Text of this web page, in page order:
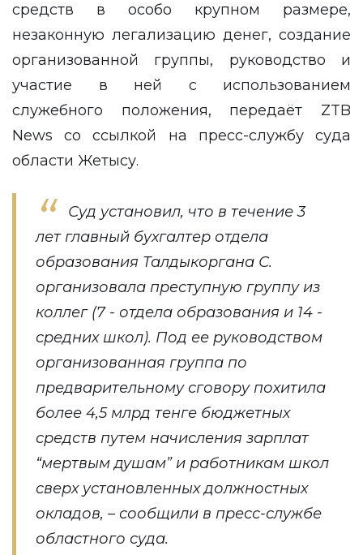
средств в особо крупном размере,
незаконную легализацию денег, создание
организованной группы, руководство и
участие в ней с использованием
служебного положения, передаёт ZTB
News со ссылкой на пресс-службусуда
области Жетысу.
Суд установил, что в течение 3
лет главный бухгалтер отдела
образования Талдыкоргана С.
организовала преступную группу из
коллег (7 - отдела образования и 14 -
средних школ). Под ее руководством
организованная группа по
предварительному сговору похитила
более 4,5 млрд тенге бюджетных
средств путем начисления зарплат
“мертвым душам” и работникам школ
сверх установленных должностных
окладов, – сообщили в пресс-службе
областного суда.